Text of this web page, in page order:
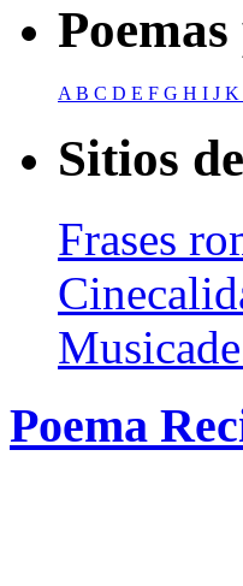
A B C D E F G H I J K
Sitios
Frases
Poema